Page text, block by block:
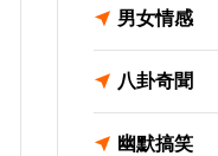
男女情感
八卦奇聞
幽默搞笑